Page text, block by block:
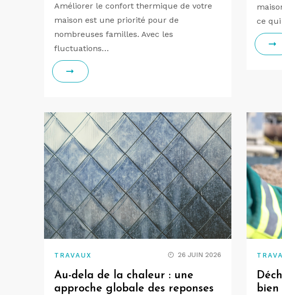
Améliorer le confort thermique de votre
maison est une priorité pour de
nombreuses familles. Avec les
fluctuations…
ce
TRAVAUX 26 JUIN 2026
Au-dela de la chaleur : une
approche globale des reponses
bien